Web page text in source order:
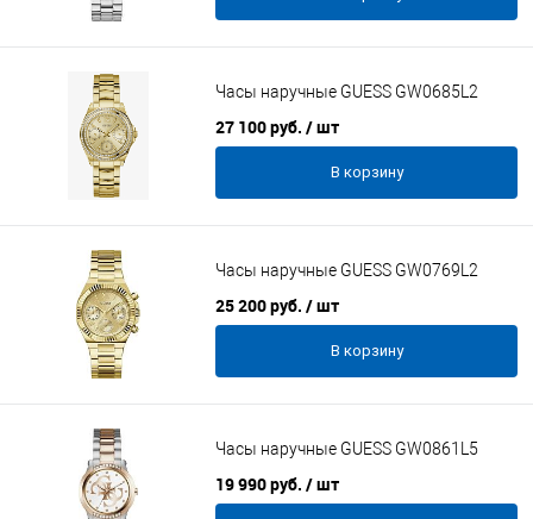
Часы наручные GUESS GW0685L2
27 100 руб. / шт
В корзину
Часы наручные GUESS GW0769L2
25 200 руб. / шт
В корзину
Часы наручные GUESS GW0861L5
19 990 руб. / шт